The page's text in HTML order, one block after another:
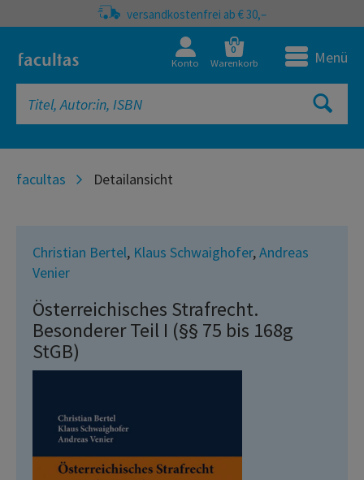
versandkostenfrei ab € 30,–
Konto
0
Warenkorb Menü
facultas Detailansicht
Christian Bertel, Klaus Schwaighofer,Andreas
Venier
Österreichisches Strafrecht.
Besonderer Teil I (§§ 75 bis 168g
StGB)